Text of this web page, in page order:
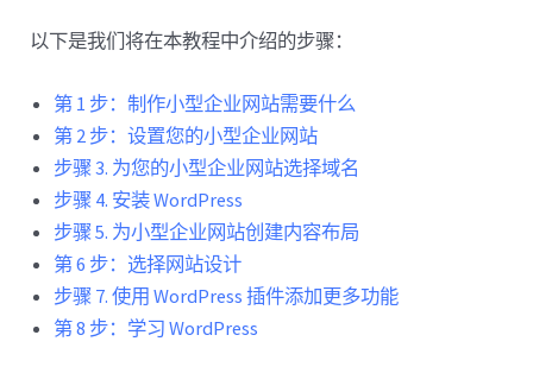
以下是我们将在本教程中介绍的步骤：
第 1 步：制作小型企业网站需要什么
第 2 步：设置您的小型企业网站
步骤 3. 为您的小型企业网站选择域名
步骤 4. 安装 WordPress
步骤 5. 为小型企业网站创建内容布局
第 6 步：选择网站设计
步骤 7. 使用 WordPress 插件添加更多功能
第 8 步：学习 WordPress